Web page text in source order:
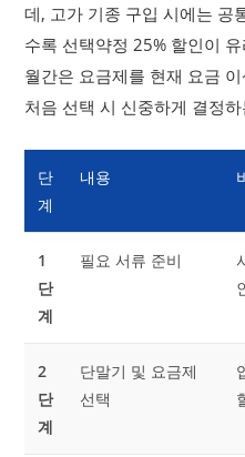
데, 고가 기종 구입 시에는 공
수록 선택약정 25% 할인이
월간은 요금제를 현재 요금
처음 선택 시 신중하게 결정
단
계
내용
1
단
계
필요 서류 준비
2
단
계
단말기 및 요금제
선택